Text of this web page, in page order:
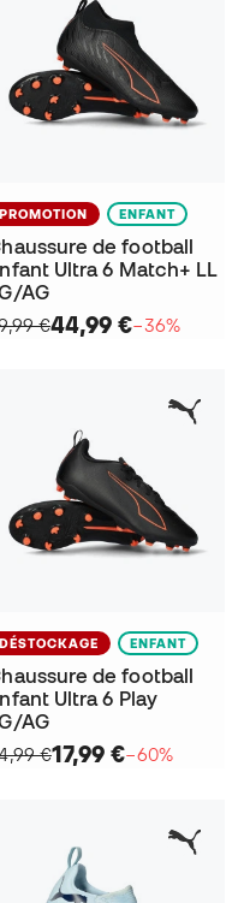
PROMOTION ENFANT
de football
Ultra 6 Match+ LL
AG
€44,99 €−36%
DÉSTOCKAGE ENFANT
de football
Ultra 6 Play
AG
€17,99 €−60%